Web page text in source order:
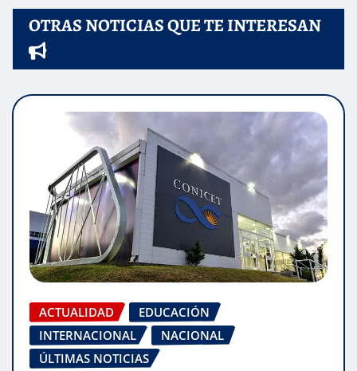
OTRAS NOTICIAS QUE TE INTERESAN
ACTUALIDAD
EDUCACIÓN
INTERNACIONAL
NACIONAL
ÚLTIMAS NOTICIAS